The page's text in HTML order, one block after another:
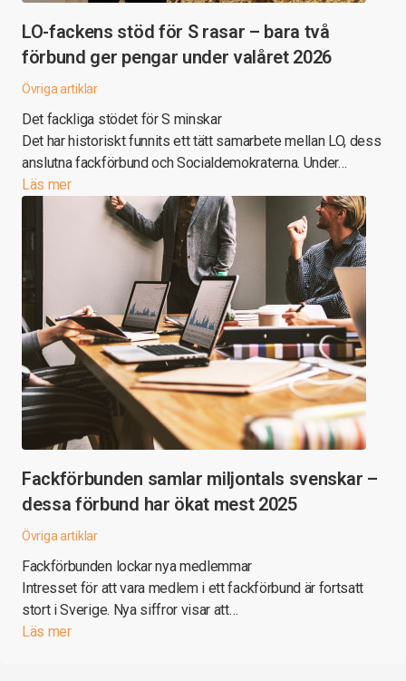
LO-fackens stöd för S rasar – bara två
förbund ger pengar under valåret 2026
Övriga artiklar
Det fackliga stödet för S minskar
Det har historiskt funnits ett tätt samarbete mellan LO, dess
anslutna fackförbund och Socialdemokraterna. Under…
Läs mer
Fackförbunden samlar miljontals svenskar –
dessa förbund har ökat mest 2025
Övriga artiklar
Fackförbunden lockar nya medlemmar
Intresset för att vara medlem i ett fackförbund är fortsatt
stort i Sverige. Nya siffror visar att…
Läs mer